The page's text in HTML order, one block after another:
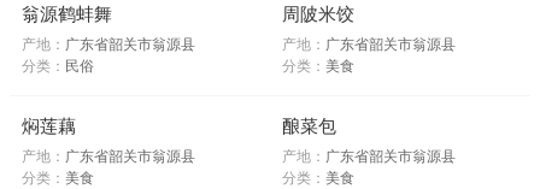
翁源鹤蚌舞
产地： 广东省韶关市翁源县
分类： 民俗
周陂米饺
产地： 广东省韶关市翁源县
分类： 美食
焖莲藕
产地： 广东省韶关市翁源县
分类： 美食
酿菜包
产地： 广东省韶关市翁源县
分类： 美食